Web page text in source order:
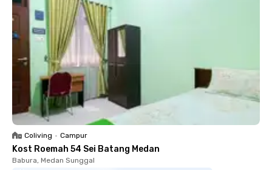
Coliving • Campur
Kost Roemah 54 Sei Batang Medan
Babura, Medan Sunggal